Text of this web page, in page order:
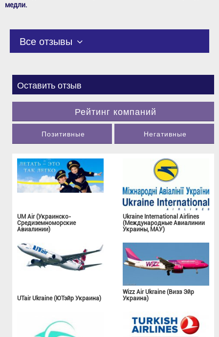
медли.
Все отзывы
Оставить отзыв
Рейтинг компаний
Позитивные Негативные
UM Air (Украинско-
Средиземноморские
Авиалинии)
Ukraine International Airlines
(Международные Авиалинии
Украины, МАУ)
UTair Ukraine (ЮТэйр Украина)
Wizz Air Ukraine (Визз Эйр
Украина)